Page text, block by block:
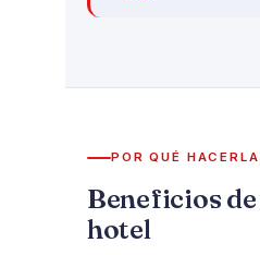
POR QUÉ HACERLA
Beneficios
hotel